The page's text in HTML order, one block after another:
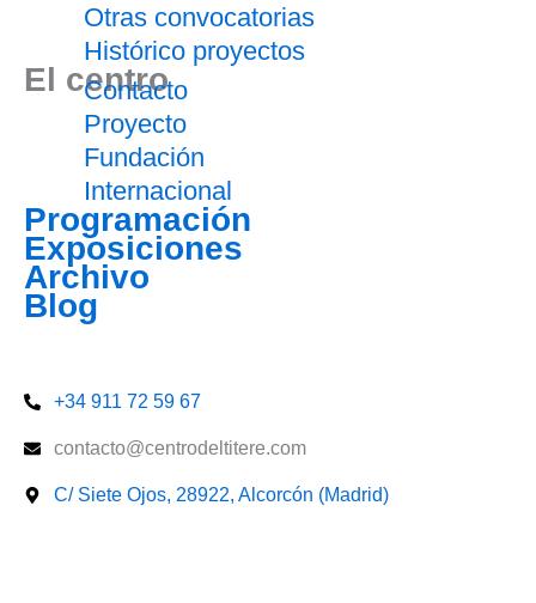
Otras convocatorias
Histórico proyectos
El centro
Contacto
Proyecto
Fundación
Internacional
Programación
Exposiciones
Archivo
Blog
+34 911 72 59 67
contacto@centrodeltitere.com
C/ Siete Ojos, 28922, Alcorcón (Madrid)